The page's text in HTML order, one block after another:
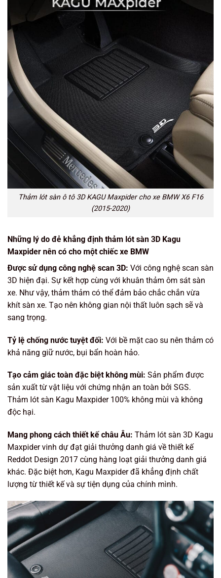
Thảm lót sàn ô tô 3D KAGU Maxpider cho xe BMW X6 F16
(2015-2020)
Những lý do đẻ khẳng định thảm lót sàn 3D Kagu
Maxpider nên có cho một chiếc xe BMW
Được sử dụng công nghệ scan 3D: Với công nghệ scan sàn
3D hiện đại. Sự kết hợp cùng với khuân thảm ôm sát sàn
xe. Như vậy, thảm thảm có thể đảm bảo chắc chắn vừa
khít sàn xe. Tạo nên không gian nội thất luôn sạch sẽ và
sang trọng.
Tỷ lệ chống nước tuyệt đối: Với bề mặt cao su nên thảm có
khả năng giữ nước, bụi bẩn hoàn hảo.
Tạo cảm giác toàn đặc biệt không mùi: Sản phẩm được
sản xuất từ vật liệu với chứng nhận an toàn bởi SGS.
Thảm lót sàn Kagu Maxpider 100% không mùi và không
độc hại.
Mang phong cách thiết kế châu Âu: Thảm lót sàn 3D Kagu
Maxpider vinh dự đạt giải thưởng danh giá về thiết kế
Reddot Design 2017 cùng hàng loạt giải thưởng danh giá
khác. Đặc biệt hơn, Kagu Maxpider đã khẳng định chất
lượng từ thiết kế và sự tiện dụng của chính mình.